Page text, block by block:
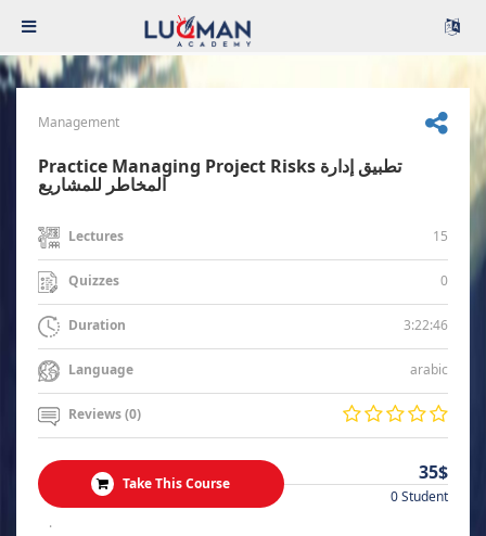
Management
Practice Managing Project Risks تطبيق إدارة
المخاطر للمشاريع
Lectures 15
Quizzes 0
Duration 3:22:46
Language arabic
Reviews (0)
Take This Course 35$
0 Student
.